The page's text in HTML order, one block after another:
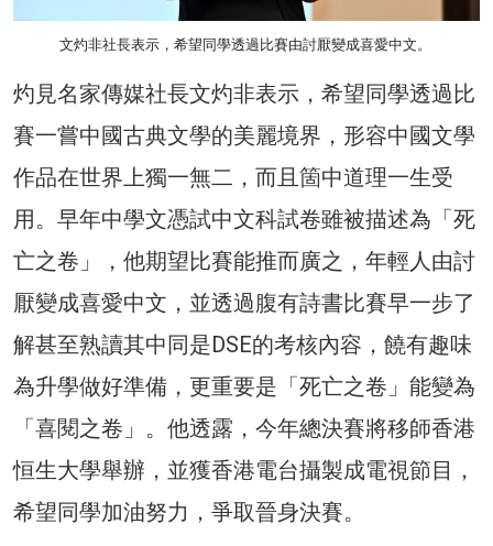
文灼非社長表示，希望同學透過比賽由討厭變成喜愛中文。
灼見名家傳媒社長文灼非表示，希望同學透過比
賽一嘗中國古典文學的美麗境界，形容中國文學
作品在世界上獨一無二，而且箇中道理一生受
用。早年中學文憑試中文科試卷雖被描述為「死
亡之卷」，他期望比賽能推而廣之，年輕人由討
厭變成喜愛中文，並透過腹有詩書比賽早一步了
解甚至熟讀其中同是DSE的考核內容，饒有趣味
為升學做好準備，更重要是「死亡之卷」能變為
「喜閱之卷」。他透露，今年總決賽將移師香港
恒生大學舉辦，並獲香港電台攝製成電視節目，
希望同學加油努力，爭取晉身決賽。